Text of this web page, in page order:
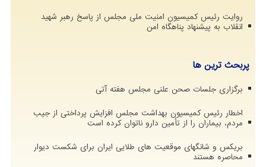
روایت رئیس کمیسیون امنیت ملی مجلس از پاسخ رهبر شهید
انقلاب به پیشنهاد پناهگاه امن
پربحث ترین ها
برگزاری جلسات صحن علنی مجلس هفته آتی
اخطار رئیس کمیسیون بهداشت مجلس افزایش پرداختی از جیب
مردم، بیماران را از تأمین دارو ناتوان کرده است
بریکس و شانگهای موقعیت های طلایی ایران برای شکست دیوار
محاصره هستند